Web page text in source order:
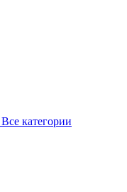
Все категории